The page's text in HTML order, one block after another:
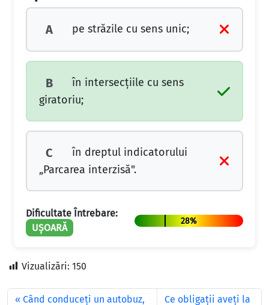
A pe străzile cu sens unic;
B
în intersecțiile cu sens
giratoriu;
C
în dreptul indicatorului
„Parcarea interzisă".
Dificultate Întrebare:
UȘOARĂ
28%
Vizualizări: 150
Când conduceţi un autobuz,
Ce obligaţii aveţi la